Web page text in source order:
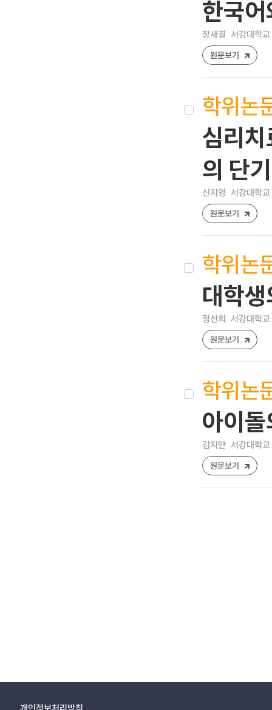
한국
장새결 서강대학
원문보기
학위논
심리
의 단
신지영 서강대학
원문보기
학위논
대학
정선희 서강대학
원문보기
학위논
아이
김지만 서강대학
원문보기
개인정보처리방침